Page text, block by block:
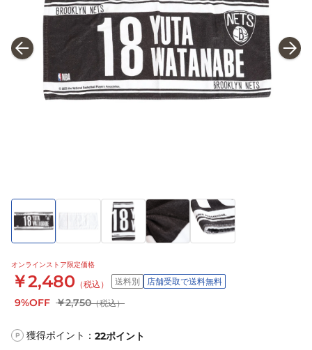
オンラインストア限定価格
￥2,480 （税込） 送料別 店舗受取で送料無料
9%OFF ￥2,750（税込）
P 獲得ポイント： 22ポイント